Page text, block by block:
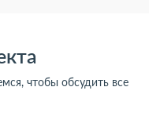
чтобы обсудить все